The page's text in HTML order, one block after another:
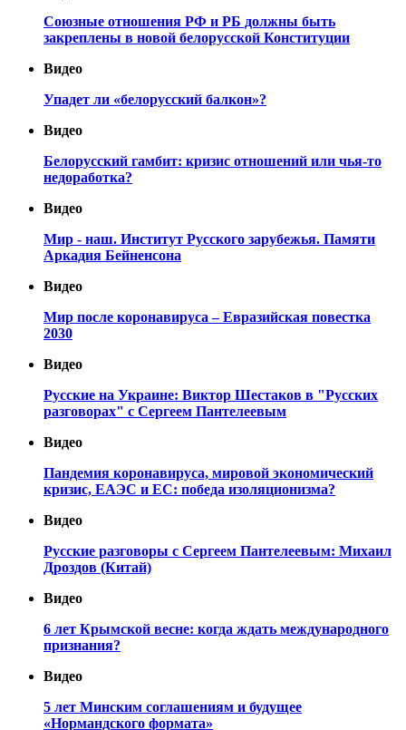
Союзные отношения РФ и РБ должны быть
закреплены в новой белорусской Конституции
Видео
Упадет ли «белорусский балкон»?
Видео
Белорусский гамбит: кризис отношений или чья-то
недоработка?
Видео
Мир - наш. Институт Русского зарубежья. Памяти
Аркадия Бейненсона
Видео
Мир после коронавируса – Евразийская повестка
2030
Видео
Русские на Украине: Виктор Шестаков в "Русских
разговорах" с Сергеем Пантелеевым
Видео
Пандемия коронавируса, мировой экономический
кризис, ЕАЭС и ЕС: победа изоляционизма?
Видео
Русские разговоры с Сергеем Пантелеевым: Михаил
Дроздов (Китай)
Видео
6 лет Крымской весне: когда ждать международного
признания?
Видео
5 лет Минским соглашениям и будущее
«Нормандского формата»